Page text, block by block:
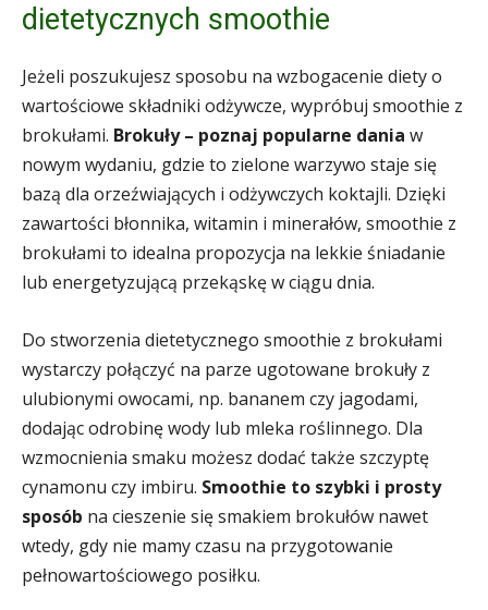
dietetycznych smoothie
Jeżeli poszukujesz sposobu na wzbogacenie diety o
wartościowe składniki odżywcze, wypróbuj smoothie z
brokułami. Brokuły – poznaj popularne dania w
nowym wydaniu, gdzie to zielone warzywo staje się
bazą dla orzeźwiających i odżywczych koktajli. Dzięki
zawartości błonnika, witamin i minerałów, smoothie z
brokułami to idealna propozycja na lekkie śniadanie
lub energetyzującą przekąskę w ciągu dnia.
Do stworzenia dietetycznego smoothie z brokułami
wystarczy połączyć na parze ugotowane brokuły z
ulubionymi owocami, np. bananem czy jagodami,
dodając odrobinę wody lub mleka roślinnego. Dla
wzmocnienia smaku możesz dodać także szczyptę
cynamonu czy imbiru. Smoothie to szybki i prosty
sposób na cieszenie się smakiem brokułów nawet
wtedy, gdy nie mamy czasu na przygotowanie
pełnowartościowego posiłku.